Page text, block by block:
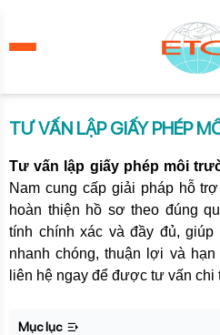
TƯ VẤN LẬP GIẤY PHÉP
Tư vấn lập giấy phép môi
Nam cung cấp giải pháp hỗ
hoàn thiện hồ sơ theo đúng
tính chính xác và đầy đủ,
nhanh chóng, thuận lợi và
liên hệ ngay để được tư vấn
Mục lục